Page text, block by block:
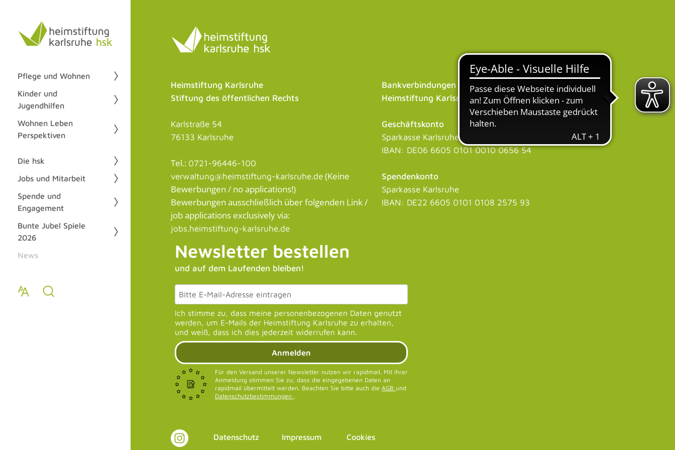
Pflege und Wohnen
Kinder und
Jugendhilfen
Wohnen Leben
Perspektiven
Die hsk
Jobs und Mitarbeit
Spende und
Engagement
Bunte Jubel Spiele
2026
News
Heimstiftung Karlsruhe
Stiftung des öffentlichen Rechts
Karlstraße 54
76133 Karlsruhe
Tel.: 0721-96446-100
verwaltung@heimstiftung-karlsruhe.de (Keine
Bewerbungen / no applications!)
Bewerbungen ausschließlich über folgenden Link /
job applications exclusively via:
jobs.heimstiftung-karlsruhe.de
Bankverbindungen der
Heimstiftung Karlsruhe
Geschäftskonto
Sparkasse Karlsruhe
IBAN: DE06 6605 0101 0010 0656 54
Spendenkonto
Sparkasse Karlsruhe
IBAN: DE22 6605 0101 0108 2575 93
Newsletter bestellen
und auf dem Laufenden bleiben!
Ich stimme zu, dass meine personenbezogenen Daten genutzt
werden, um E-Mails der Heimstiftung Karlsruhe zu erhalten,
und weiß, dass ich dies jederzeit widerrufen kann.
Anmelden
Für den Versand unserer Newsletter nutzen wir rapidmail. Mit Ihrer
Anmeldung stimmen Sie zu, dass die eingegebenen Daten an
rapidmail übermittelt werden. Beachten Sie bitte auch die AGB und
Datenschutzbestimmungen .
Datenschutz Impressum Cookies